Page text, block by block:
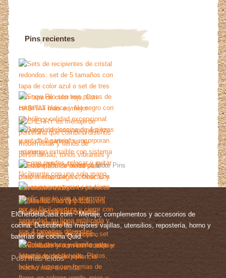
Pins recientes
More Pins
ElChefdelaCasa.com - Menaje, complementos y accesorios de
cocina. Descubre las mejores vajillas, utensilios, repostería, horno y
baterías de cocina Quid.
Post más leídos